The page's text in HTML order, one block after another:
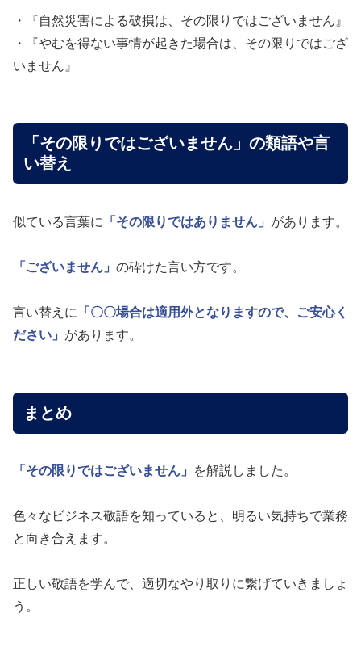
・『自然災害による破損は、その限りではございません』
・『やむを得ない事情が起きた場合は、その限りではござ
いません』
「その限りではございません」の類語や言
い替え
似ている言葉に 「その限りではありません」 があります。
「ございません」 の砕けた言い方です。
言い替えに
「〇〇場合は適用外となりますので、ご安心く
ださい」 があります。
まとめ
「その限りではございません」 を解説しました。
色々なビジネス敬語を知っていると、明るい気持ちで業務
と向き合えます。
正しい敬語を学んで、適切なやり取りに繋げていきましょ
う。